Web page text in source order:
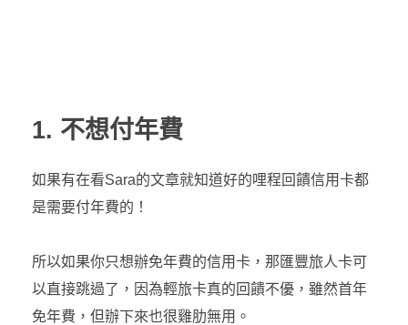
1. 不想付年費
如果有在看Sara的文章就知道好的哩程回饋信用卡都
是需要付年費的！
所以如果你只想辦免年費的信用卡，那匯豐旅人卡可
以直接跳過了，因為輕旅卡真的回饋不優，雖然首年
免年費，但辦下來也很雞肋無用。